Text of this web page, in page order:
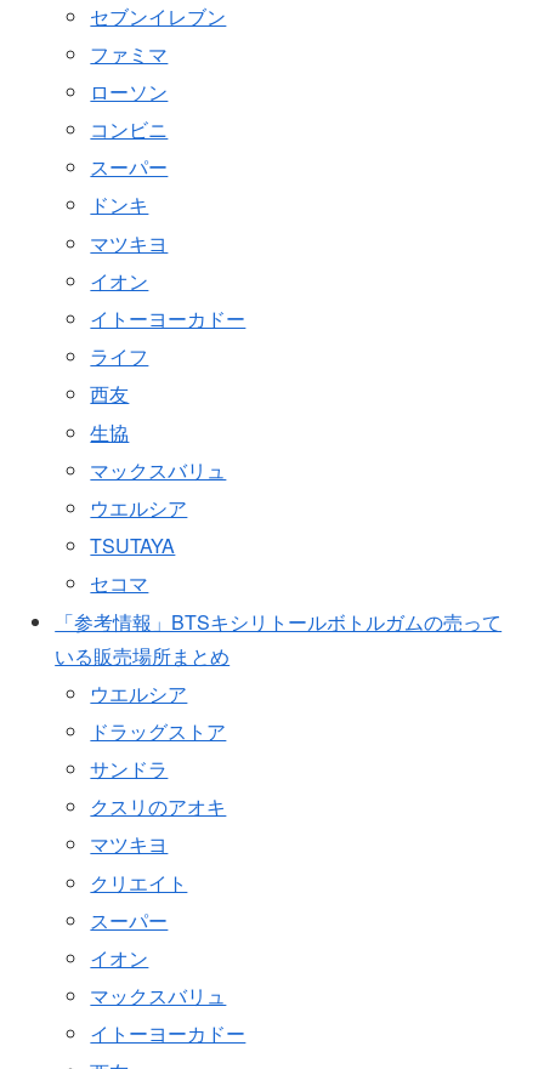
セブンイレブン
ファミマ
ローソン
コンビニ
スーパー
ドンキ
マツキヨ
イオン
イトーヨーカドー
ライフ
西友
生協
マックスバリュ
ウエルシア
TSUTAYA
セコマ
「参考情報」BTSキシリトールボトルガムの売って
いる販売場所まとめ
ウエルシア
ドラッグストア
サンドラ
クスリのアオキ
マツキヨ
クリエイト
スーパー
イオン
マックスバリュ
イトーヨーカドー